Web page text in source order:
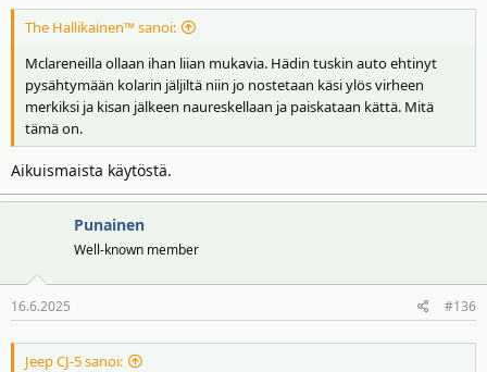
The Hallikainen™ sanoi:
Mclareneilla ollaan ihan liian mukavia. Hädin tuskin auto ehtinyt
pysähtymään kolarin jäljiltä niin jo nostetaan käsi ylös virheen
merkiksi ja kisan jälkeen naureskellaan ja paiskataan kättä. Mitä
tämä on.
Aikuismaista käytöstä.
Punainen
Well-known member
16.6.2025 #136
Jeep CJ-5 sanoi: